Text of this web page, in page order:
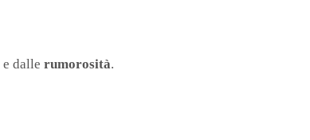
e dalle rumorosità.